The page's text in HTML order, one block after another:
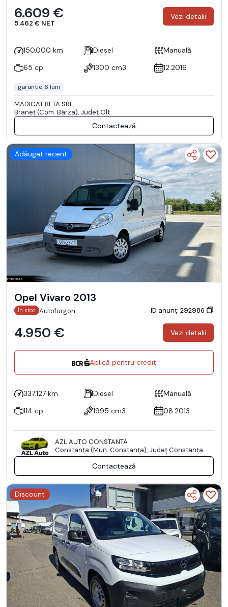
6.609 €
5.462 € NET
Vezi detalii
150.000 km Diesel
Manuală
65 cp
1300 cm3 12.2016
garantie 6 luni
MADICAT BETA SRL
Braneţ (Com. Bârza), Județ Olt
Contactează
Adăugat recent
Opel Vivaro 2013
În stoc Autofurgon ID anunț: 292986
4.950 € Vezi detalii
Aplică pentru credit
337.127 km Diesel
Manuală
114 cp
1995 cm3 08.2013
AZL AUTO CONSTANTA
Constanţa (Mun. Constanţa), Județ Constanţa
Contactează
Discount